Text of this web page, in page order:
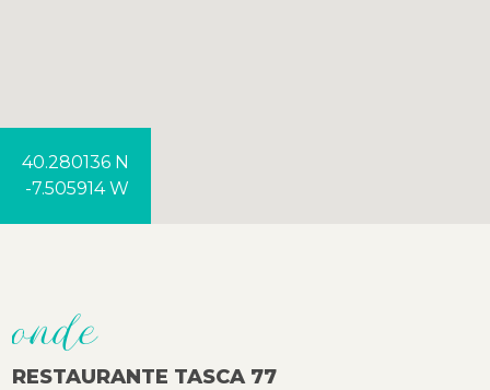
40.280136 N
-7.505914 W
onde
RESTAURANTE TASCA 77